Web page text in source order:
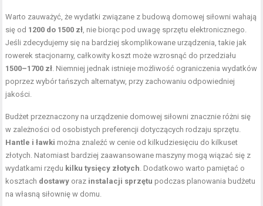
Warto zauważyć, że wydatki związane z budową domowej siłowni wahają
się od 1200 do 1500 zł, nie biorąc pod uwagę sprzętu elektronicznego.
Jeśli zdecydujemy się na bardziej skomplikowane urządzenia, takie jak
rowerek stacjonarny, całkowity koszt może wzrosnąć do przedziału
1500–1700 zł. Niemniej jednak istnieje możliwość ograniczenia wydatków
poprzez wybór tańszych alternatyw, przy zachowaniu odpowiedniej
jakości.
Budżet przeznaczony na urządzenie domowej siłowni znacznie różni się
w zależności od osobistych preferencji dotyczących rodzaju sprzętu.
Hantle i ławki można znaleźć w cenie od kilkudziesięciu do kilkuset
złotych. Natomiast bardziej zaawansowane maszyny mogą wiązać się z
wydatkami rzędu kilku tysięcy złotych. Dodatkowo warto pamiętać o
kosztach dostawy oraz instalacji sprzętu podczas planowania budżetu
na własną siłownię w domu.